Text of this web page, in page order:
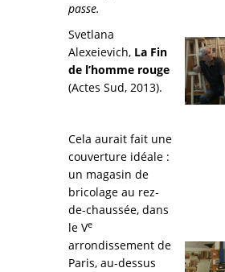
passe.
Svetlana
Alexeievich, La Fin
de l’homme rouge
(Actes Sud, 2013).
Cela aurait fait une
couverture idéale :
un magasin de
bricolage au rez-
de-chaussée, dans
le Ve
arrondissement de
Paris, au-dessus